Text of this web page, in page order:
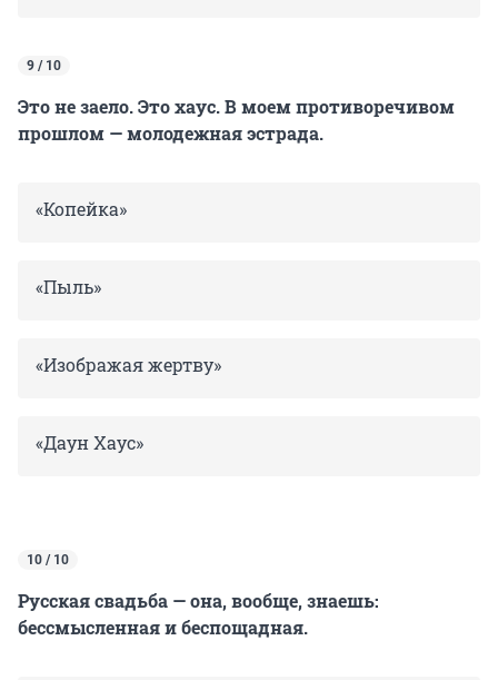
9 / 10
Это не заело. Это хаус. В моем противоречивом
прошлом — молодежная эстрада.
«Копейка»
«Пыль»
«Изображая жертву»
«Даун Хаус»
10 / 10
Русская свадьба — она, вообще, знаешь:
бессмысленная и беспощадная.